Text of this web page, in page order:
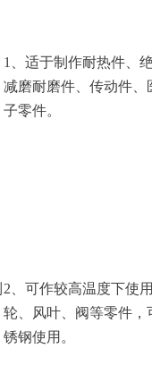
1
、适于制作耐热件、
减磨耐磨件、传动件、
子零件。
2 、可作较高温度下使
轮、风叶、阀等零件，
锈钢使用。